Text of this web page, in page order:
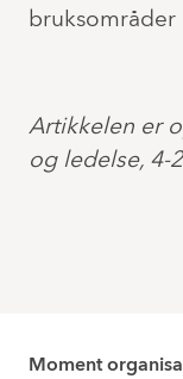
Artikkelen er
og ledelse, 4-
Moment